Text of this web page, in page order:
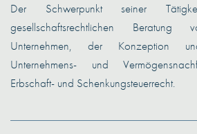
Der Schwerpunkt seiner
gesellschaftsrechtlichen Beratung
Unternehmen, der Konzeption
Unternehmens- und
Erbschaft- und Schenkungsteuerrecht.